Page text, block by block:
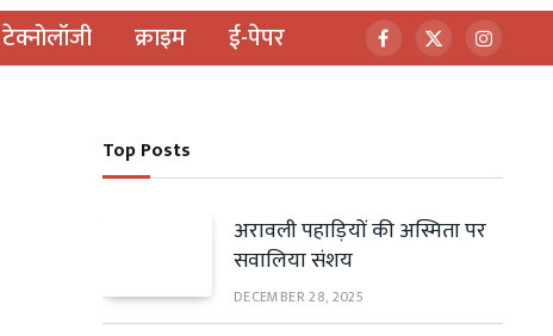
टेक्नोलॉजी क्राइम ई-पेपर Facebook
X
(Twitter)
Top Posts
अरावली पहाड़ियों की अस्मिता पर
सवालिया संशय
DECEMBER 28, 2025